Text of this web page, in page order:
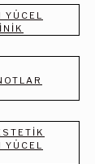
YÜCEL
YÜCEL